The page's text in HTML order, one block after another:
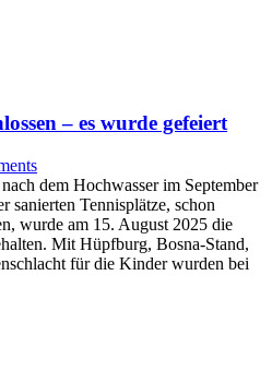
– es wurde gefeiert
dem Hochwasser im September
sanierten Tennisplätze, schon
wurde am 15. August 2025 die
Mit Hüpfburg, Bosna-Stand,
für die Kinder wurden bei